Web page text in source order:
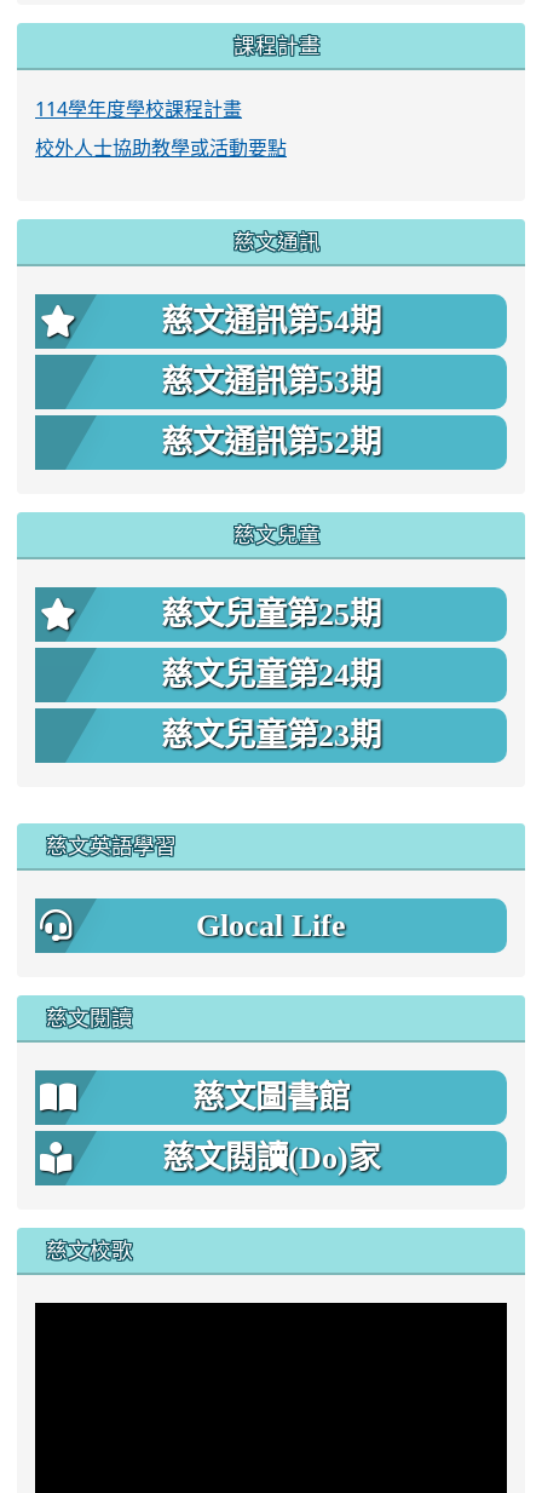
課程計畫
114學年度學校課程計畫
校外人士協助教學或活動要點
慈文通訊
慈文通訊第54期
慈文通訊第53期
慈文通訊第52期
慈文兒童
慈文兒童第25期
慈文兒童第24期
慈文兒童第23期
慈文英語學習
Glocal Life
慈文閱讀
慈文圖書館
慈文閱讀(Do)家
慈文校歌